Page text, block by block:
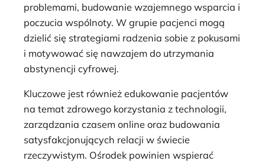
problemami, budowanie wzajemnego wsparcia i
poczucia wspólnoty. W grupie pacjenci mogą
dzielić się strategiami radzenia sobie z pokusami
i motywować się nawzajem do utrzymania
abstynencji cyfrowej.
Kluczowe jest również edukowanie pacjentów
na temat zdrowego korzystania z technologii,
zarządzania czasem online oraz budowania
satysfakcjonujących relacji w świecie
rzeczywistym. Ośrodek powinien wspierać